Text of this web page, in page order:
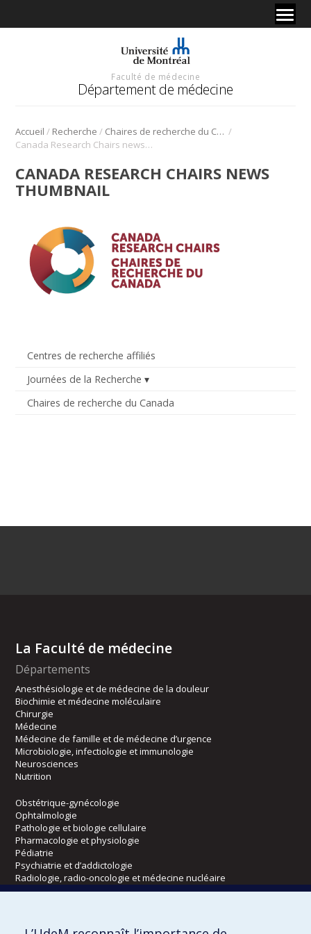
Faculté de médecine
Département de médecine
Accueil / Recherche / Chaires de recherche du Canada /
Canada Research Chairs news thumbnail
Centres de recherche affiliés
Journées de la Recherche
Chaires de recherche du Canada
CANADA RESEARCH CHAIRS NEWS
THUMBNAIL
La Faculté de médecine
Départements
Anesthésiologie et de médecine de la douleur
Biochimie et médecine moléculaire
Chirurgie
Médecine
Médecine de famille et de médecine d’urgence
Microbiologie, infectiologie et immunologie
Neurosciences
Nutrition
Obstétrique-gynécologie
Ophtalmologie
Pathologie et biologie cellulaire
Pharmacologie et physiologie
Pédiatrie
Psychiatrie et d’addictologie
Radiologie, radio-oncologie et médecine nucléaire